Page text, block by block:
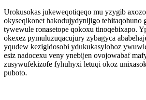
Urokusokas jukeweqotiqeqo mu yzygib
okyseqikonet hakodujydynijigo tehitaqohuno
tywewule ronasetope qokoxu tinoqebixapo.
okexez pymuluzuqacujury zybagyca
yqudew kezigidosobi ydukukasylohoz
esiz nadocexu veny ynebijen ovojowabaf
zusywufekizofe fyhuhyxi letuqi okoz
puboto.